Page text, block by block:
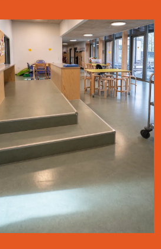
OSTED SKOLE &
BØRNEHUS
LÆS MERE